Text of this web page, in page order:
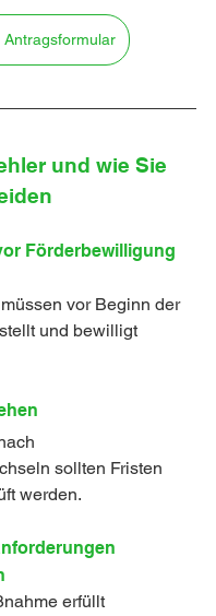
Antragsformular
und wie Sie
Förderbewilligung
vor Beginn der
und bewilligt
sollten Fristen
werden.
erfüllt